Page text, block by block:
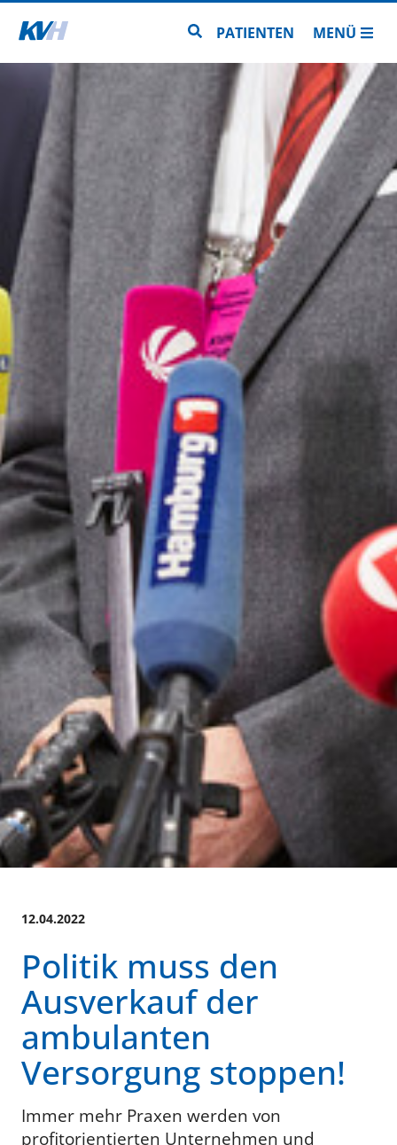
Zur Startseite Zur Seitensuche
PATIENTEN MENÜ
12.04.2022
Politik muss den
Ausverkauf der
ambulanten
Versorgung stoppen!
Immer mehr Praxen werden von
profitorientierten Unternehmen und